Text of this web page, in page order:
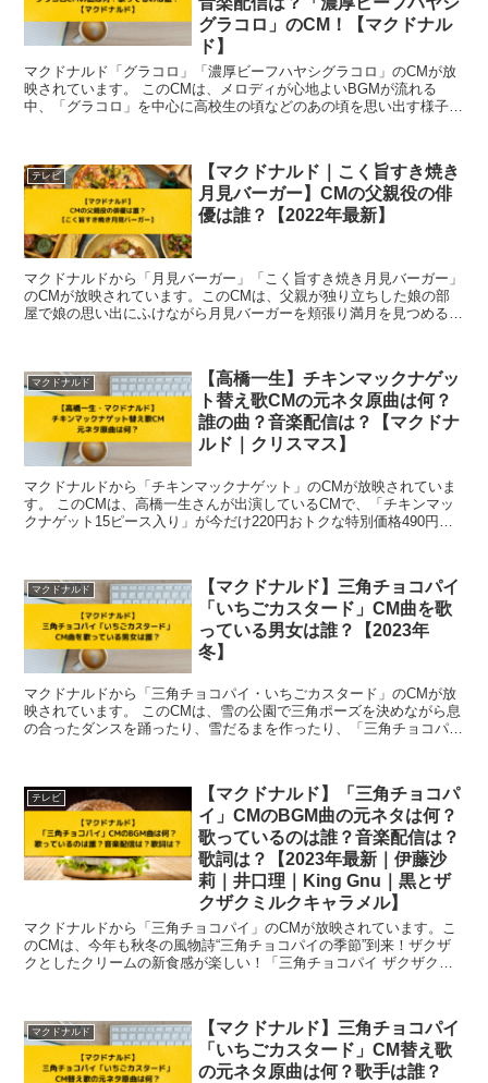
グラコロ」のCM！【マクドナル
ド】
マクドナルド「グラコロ」「濃厚ビーフハヤシグラコロ」のCMが放
映されています。 このCMは、メロディが心地よいBGMが流れる
中、「グラコロ」を中心に高校生の頃などのあの頃を思い出す様子が
テレビ
【マクドナルド｜こく旨すき焼き
月見バーガー】CMの父親役の俳
優は誰？【2022年最新】
マクドナルドから「月見バーガー」「こく旨すき焼き月見バーガー」
のCMが放映されています。このCMは、父親が独り立ちした娘の部
屋で娘の思い出にふけながら月見バーガーを頬張り満月を見つめる様
マクドナルド
【高橋一生】チキンマックナゲッ
ト替え歌CMの元ネタ原曲は何？
誰の曲？音楽配信は？【マクドナ
ルド｜クリスマス】
マクドナルドから「チキンマックナゲット」のCMが放映されていま
す。 このCMは、高橋一生さんが出演しているCMで、「チキンマッ
クナゲット15ピース入り」が今だけ220円おトクな特別価格490円！
マクドナルド
【マクドナルド】三角チョコパイ
「いちごカスタード」CM曲を歌
っている男女は誰？【2023年
冬】
マクドナルドから「三角チョコパイ・いちごカスタード」のCMが放
映されています。 このCMは、雪の公園で三角ポーズを決めながら息
の合ったダンスを踊ったり、雪だるまを作ったり、「三角チョコパイ
テレビ
【マクドナルド】「三角チョコパ
イ」CMのBGM曲の元ネタは何？
歌っているのは誰？音楽配信は？
歌詞は？【2023年最新｜伊藤沙
莉｜井口理｜King Gnu｜黒とザ
クザクミルクキャラメル】
マクドナルドから「三角チョコパイ」のCMが放映されています。こ
のCMは、今年も秋冬の風物詩“三角チョコパイの季節”到来！ザクザ
クとしたクリームの新食感が楽しい！「三角チョコパイ ザクザクミ
マクドナルド
【マクドナルド】三角チョコパイ
「いちごカスタード」CM替え歌
の元ネタ原曲は何？歌手は誰？